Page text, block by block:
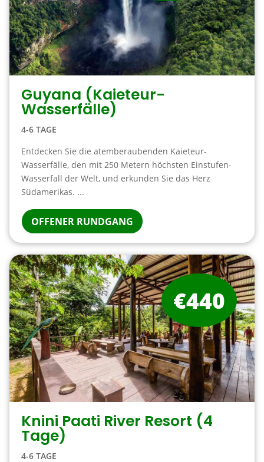
Guyana (Kaieteur-
Wasserfälle)
4-6 TAGE
Entdecken Sie die atemberaubenden Kaieteur-
Wasserfälle, den mit 250 Metern höchsten Einstufen-
Wasserfall der Welt, und erkunden Sie das Herz
Südamerikas. ...
OFFENER RUNDGANG
Knini Paati River Resort (4
Tage)
4-6 TAGE
€440